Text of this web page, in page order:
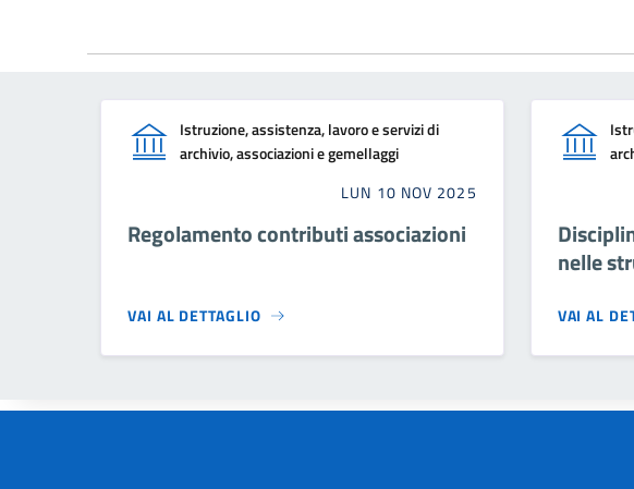
Istruzione, assistenza, lavoro e servizi di
archivio, associazioni e gemellaggi
LUN 10 NOV 2025
Regolamento contributi associazioni
VAI AL DETTAGLIO
nelle
VAI AL